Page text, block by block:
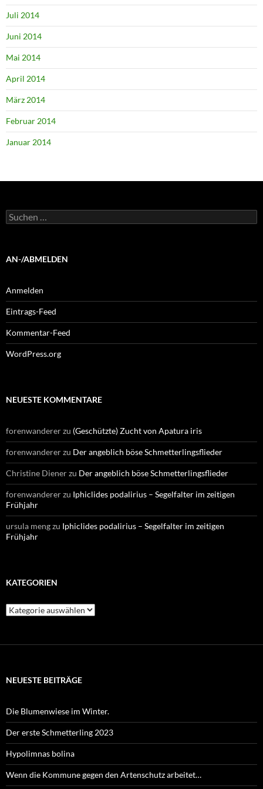
Juli 2014
Juni 2014
Mai 2014
April 2014
März 2014
Februar 2014
Januar 2014
Suchen
nach:
AN-/ABMELDEN
Anmelden
Eintrags-Feed
Kommentar-Feed
WordPress.org
NEUESTE KOMMENTARE
forenwandererzu (Geschützte) Zucht von Apatura iris
forenwandererzu Der angeblich böse Schmetterlingsflieder
Christine Dienerzu Der angeblich böse Schmetterlingsflieder
forenwandererzu Iphiclides podalirius – Segelfalter im zeitigen
Frühjahr
ursula mengzu Iphiclides podalirius – Segelfalter im zeitigen
Frühjahr
KATEGORIEN
Kategorien
NEUESTE BEITRÄGE
Die Blumenwiese im Winter.
Der erste Schmetterling 2023
Hypolimnas bolina
Wenn die Kommune gegen den Artenschutz arbeitet…